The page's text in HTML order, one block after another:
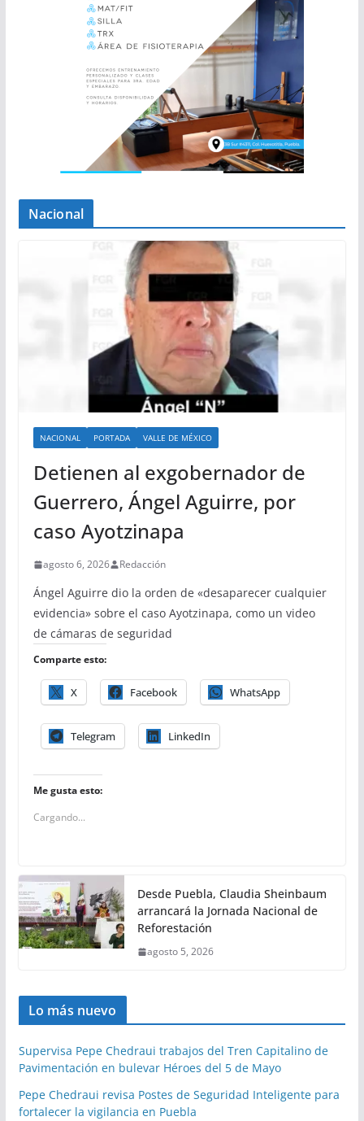
Nacional
NACIONAL PORTADA VALLE DE MÉXICO
Detienen al exgobernador de
Guerrero, Ángel Aguirre, por
caso Ayotzinapa
agosto 6, 2026 Redacción
Ángel Aguirre dio la orden de «desaparecer cualquier
evidencia» sobre el caso Ayotzinapa, como un video
de cámaras de seguridad
Comparte esto:
X Facebook WhatsApp
Telegram LinkedIn
Me gusta esto:
Cargando...
Desde Puebla, Claudia Sheinbaum
arrancará la Jornada Nacional de
Reforestación
agosto 5, 2026
Lo más nuevo
Supervisa Pepe Chedraui trabajos del Tren Capitalino de
Pavimentación en bulevar Héroes del 5 de Mayo
Pepe Chedraui revisa Postes de Seguridad Inteligente para
fortalecer la vigilancia en Puebla